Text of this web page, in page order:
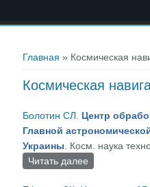
Главная » Космическая
Космическая
Болотин СЛ
Центр
Главной
Украины . Косм. наука
Читать далее